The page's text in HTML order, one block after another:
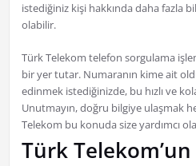
istediğiniz kişi hakkında daha fazla
olabilir.
Türk Telekom telefon sorgulama
bir yer tutar. Numaranın kime ait
edinmek istediğinizde, bu hızlı ve
Unutmayın, doğru bilgiye ulaşmak
Telekom bu konuda size yardımcı
Türk